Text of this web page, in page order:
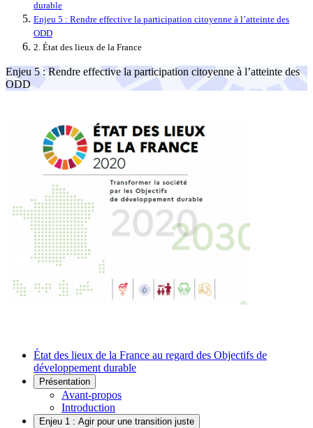
durable
Enjeu 5 : Rendre effective la participation citoyenne à l’atteinte des
ODD
2. État des lieux de la France
Enjeu 5 : Rendre effective la participation citoyenne à l’atteinte des
ODD
État des lieux de la France au regard des Objectifs de
développement durable
Présentation
Avant-propos
Introduction
Enjeu 1 : Agir pour une transition juste